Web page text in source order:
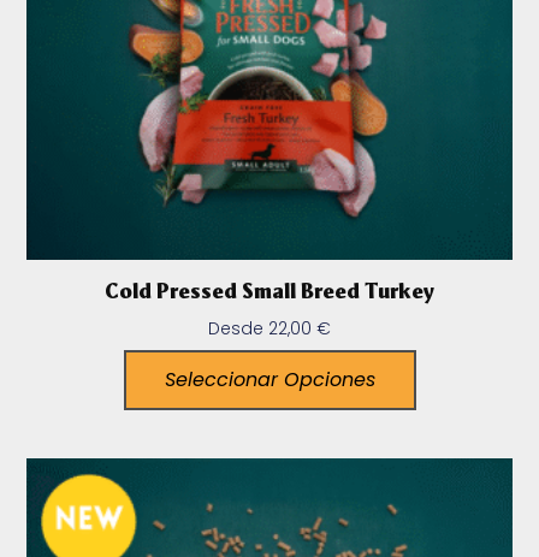
Cold Pressed Small Breed Turkey
Desde 22,00 €
Seleccionar Opciones